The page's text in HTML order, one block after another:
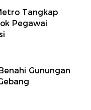
Tangkap
Pegawai
Gunungan